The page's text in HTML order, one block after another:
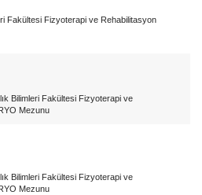
Fakültesi Fizyoterapi ve Rehabilitasyon
Bilimleri Fakültesi Fizyoterapi ve
Mezunu
Bilimleri Fakültesi Fizyoterapi ve
Mezunu